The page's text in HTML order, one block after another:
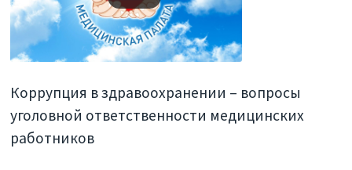
Коррупция в здравоохранении – вопросы
уголовной ответственности медицинских
работников